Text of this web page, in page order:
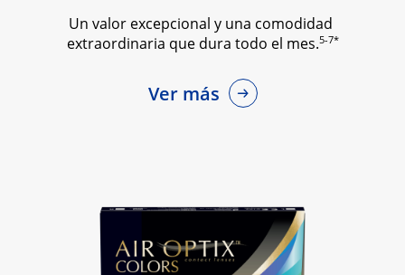
Un valor excepcional y una comodidad
extraordinaria que dura todo el mes.5-7*
Ver más